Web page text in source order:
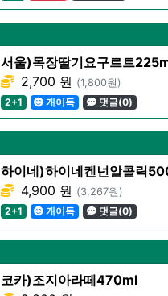
서울)목장딸기요구르트
2,700 원 (1,800원)
2+1
개이득 댓글(0)
하이네)하이네켄넌알콜릭
4,900 원 (3,267원)
2+1
개이득 댓글(0)
코카)조지아라떼470ml